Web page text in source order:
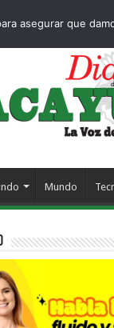
Mundo
asegurar que